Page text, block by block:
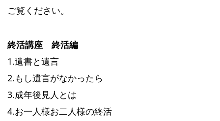
ご覧ください。
終活講座 終活編
1.遺書と遺言
2.もし遺言がなかったら
3.成年後見人とは
4.お一人様お二人様の終活